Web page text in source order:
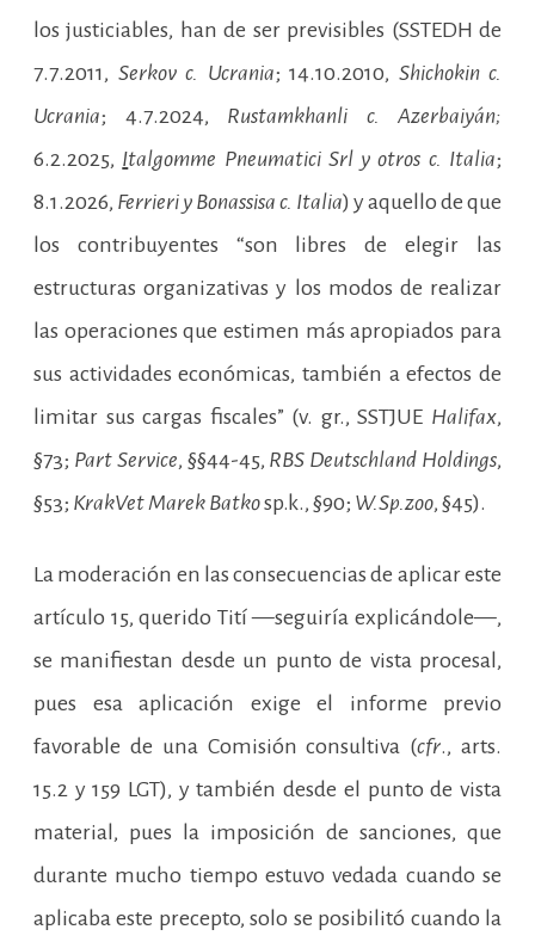
los justiciables, han de ser previsibles (SSTEDH de
7.7.2011, Serkov c. Ucrania; 14.10.2010, Shichokin c.
Ucrania; 4.7.2024, Rustamkhanli c. Azerbaiyán;
6.2.2025, Italgomme Pneumatici Srl y otros c. Italia;
8.1.2026, Ferrieri y Bonassisa c. Italia) y aquello de que
los contribuyentes “son libres de elegir las
estructuras organizativas y los modos de realizar
las operaciones que estimen más apropiados para
sus actividades económicas, también a efectos de
limitar sus cargas fiscales” (v. gr., SSTJUE Halifax,
§73; Part Service, §§44-45, RBS Deutschland Holdings,
§53; KrakVet Marek Batkosp.k., §90; W.Sp.zoo, §45).
La moderación en las consecuencias de aplicar este
artículo 15, querido Tití —seguiría explicándole—,
se manifiestan desde un punto de vista procesal,
pues esa aplicación exige el informe previo
favorable de una Comisión consultiva (cfr., arts.
15.2 y 159 LGT), y también desde el punto de vista
material, pues la imposición de sanciones, que
durante mucho tiempo estuvo vedada cuando se
aplicaba este precepto, solo se posibilitó cuando la